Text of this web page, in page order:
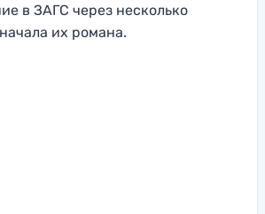
в ЗАГС через несколько
их романа.